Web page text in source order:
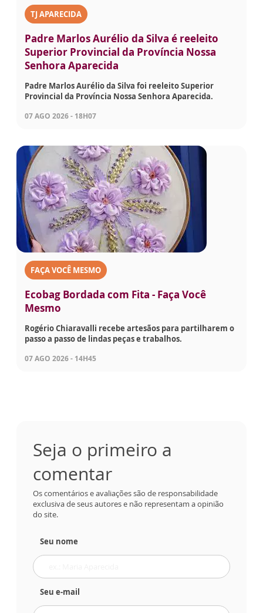
TJ APARECIDA
Padre Marlos Aurélio da Silva é reeleito
Superior Provincial da Província Nossa
Senhora Aparecida
Padre Marlos Aurélio da Silva foi reeleito Superior
Provincial da Província Nossa Senhora Aparecida.
07 AGO 2026 - 18H07
FAÇA VOCÊ MESMO
Ecobag Bordada com Fita - Faça Você
Mesmo
Rogério Chiaravalli recebe artesãos para partilharem o
passo a passo de lindas peças e trabalhos.
07 AGO 2026 - 14H45
Seja o primeiro a
comentar
Os comentários e avaliações são de responsabilidade
exclusiva de seus autores e não representam a opinião
do site.
Seu nome
Seu e-mail